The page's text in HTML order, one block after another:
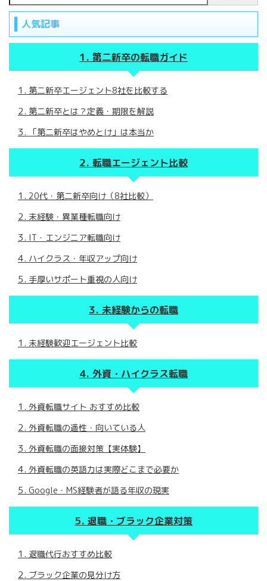
人気記事
第二新卒の転職ガイド
第二新卒エージェント8社を比較する
第二新卒とは？定義・期限を解説
「第二新卒はやめとけ」は本当か
転職エージェント比較
20代・第二新卒向け（8社比較）
未経験・異業種転職向け
IT・エンジニア転職向け
ハイクラス・年収アップ向け
手厚いサポート重視の人向け
未経験からの転職
未経験歓迎エージェント比較
外資・ハイクラス転職
外資転職サイト おすすめ比較
外資転職の適性・向いている人
外資転職の面接対策【実体験】
外資転職の英語力は実際どこまで必要か
Google・MS経験者が語る年収の現実
退職・ブラック企業対策
退職代行おすすめ比較
ブラック企業の見分け方